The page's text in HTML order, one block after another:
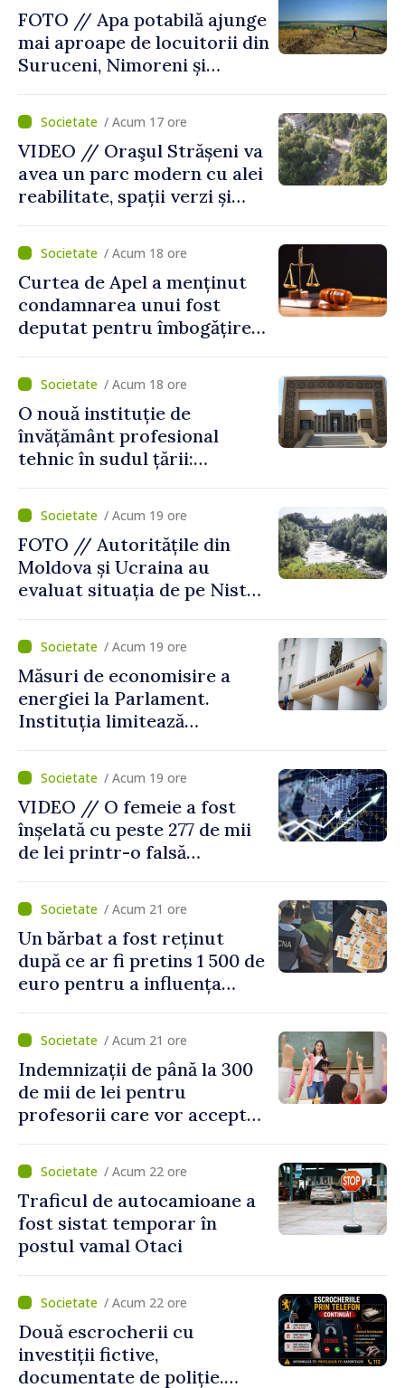
FOTO // Apa potabilă ajunge
mai aproape de locuitorii din
Suruceni, Nimoreni și
/ Acum 17 ore
VIDEO // Oraşul Strășeni va
avea un parc modern cu alei
reabilitate, spații verzi și
/ Acum 18 ore
Curtea de Apel a menținut
condamnarea unui fost
deputat pentru îmbogățire
statului peste 2,4 milioane
de lei
/ Acum 18 ore
O nouă instituție de
învățământ profesional
tehnic în sudul țării:
înființarea Colegiului moldo-
turc la Comrat/ Acum 19 ore
FOTO // Autoritățile din
Moldova și Ucraina au
evaluat situația de pe Nistru
diminuarea riscurilor
/ Acum 19 ore
Măsuri de economisire a
energiei la Parlament.
Instituția limitează
apă caldă
/ Acum 19 ore
VIDEO // O femeie a fost
înșelată cu peste 277 de mii
de lei printr-o falsă
/ Acum 21 ore
Un bărbat a fost reținut
după ce ar fi pretins 1 500 de
euro pentru a influența
/ Acum 21 ore
Indemnizații de până la 300
de mii de lei pentru
profesorii care vor accepta
școli, după reorganizarea
instituțiilor/ Acum 22 ore
Traficul de autocamioane a
fost sistat temporar în
postul vamal Otaci
/ Acum 22 ore
Două escrocherii cu
investiții fictive,
documentate de poliție.